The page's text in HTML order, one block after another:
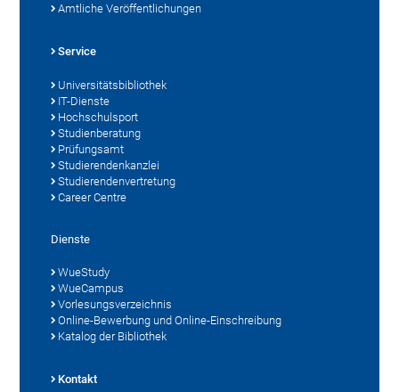
Amtliche Veröffentlichungen
Service
Universitätsbibliothek
IT-Dienste
Hochschulsport
Studienberatung
Prüfungsamt
Studierendenkanzlei
Studierendenvertretung
Career Centre
Dienste
WueStudy
WueCampus
Vorlesungsverzeichnis
Online-Bewerbung und Online-Einschreibung
Katalog der Bibliothek
Kontakt